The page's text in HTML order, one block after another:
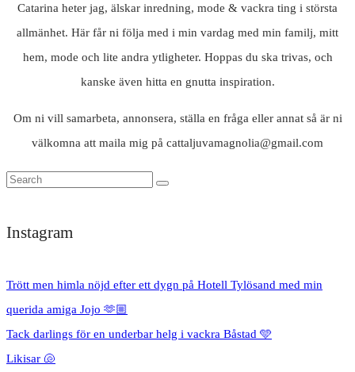
Catarina heter jag, älskar inredning, mode & vackra ting i största
allmänhet. Här får ni följa med i min vardag med min familj, mitt
hem, mode och lite andra ytligheter. Hoppas du ska trivas, och
kanske även hitta en gnutta inspiration.
Om ni vill samarbeta, annonsera, ställa en fråga eller annat så är ni
välkomna att maila mig på cattaljuvamagnolia@gmail.com
Instagram
Trött men himla nöjd efter ett dygn på Hotell Tylösand med min
querida amiga Jojo 🫶🏼
Tack darlings för en underbar helg i vackra Båstad 🩵
Likisar 🐚